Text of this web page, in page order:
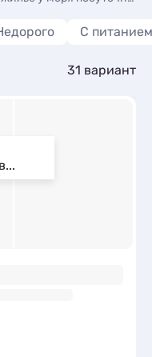
знакомьтесь
для бронирования
по цене от 1200 руб.
по месяцам на
для своего отдыха.
С питанием
31 вариант